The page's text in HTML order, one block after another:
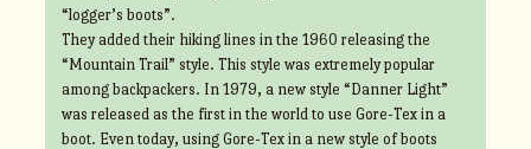
“logger’s boots”.
They added their hiking lines in the 1960 releasing the
“Mountain Trail” style. This style was extremely popular
among backpackers. In 1979, a new style “Danner Light”
was released as the first in the world to use Gore-Tex in a
boot. Even today, using Gore-Tex in a new style of boots